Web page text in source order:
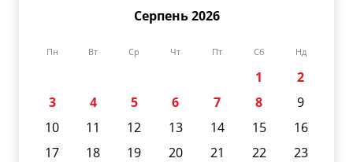
Серпень 2026
Пн Вт Ср Чт Пт Сб Нд
1
2
3
4 5 6 7 8
9
10
11 12 13 14 15
16
17
18 19 20 21 22
23